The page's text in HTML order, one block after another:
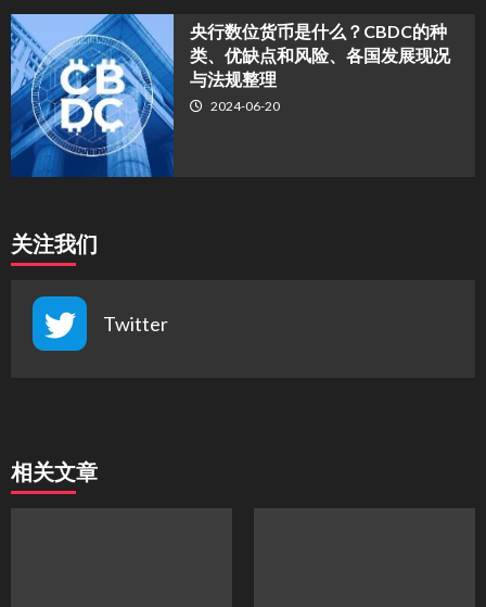
央行数位货币是什么？CBDC的种
类、优缺点和风险、各国发展现况
与法规整理
2024-06-20
关注我们
Twitter
相关文章